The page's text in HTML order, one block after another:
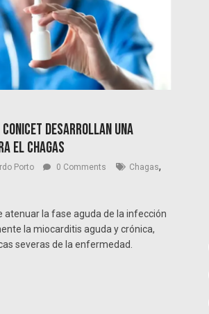
desarrollan una
el Chagas
Porto 0 Comments Chagas,
atenuar la fase aguda de la infección
la miocarditis aguda y crónica,
severas de la enfermedad.